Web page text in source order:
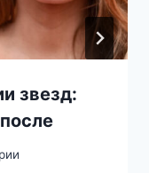
звезд: